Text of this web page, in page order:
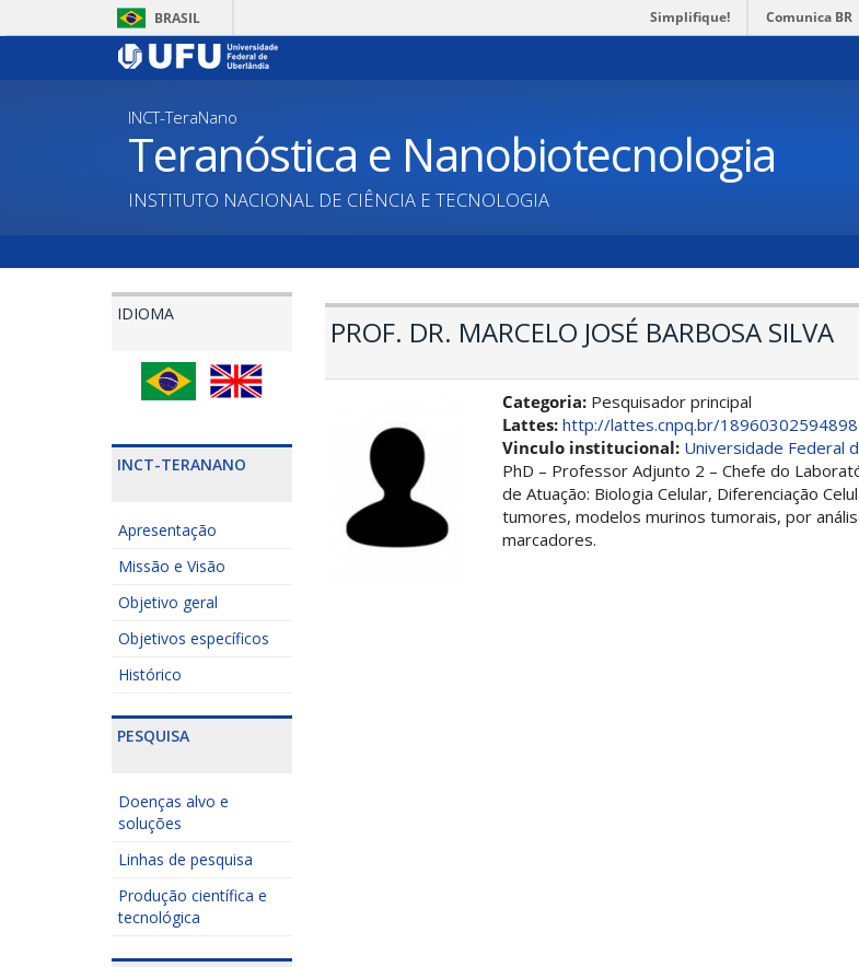
para
BRASIL Simplifique! Comunica BR
INCT-TeraNano
Teranóstica e Nanobiotecnologia
INSTITUTO NACIONAL DE CIÊNCIA E TECNOLOGIA
IDIOMA
INCT-TERANANO
Apresentação
Missão e Visão
Objetivo geral
Objetivos específicos
Histórico
PESQUISA
Doenças alvo e
soluções
Linhas de pesquisa
Produção científica e
tecnológica
PROF. DR. MARCELO JOSÉ BARBOSA SILVA
Categoria: Pesquisador principal
Lattes:http://lattes.cnpq.br/
Vinculo institucional: Universidade Federal
PhD – Professor Adjunto 2 – Chefe do
de Atuação: Biologia Celular, Diferenciação
tumores, modelos murinos tumorais, por
marcadores.